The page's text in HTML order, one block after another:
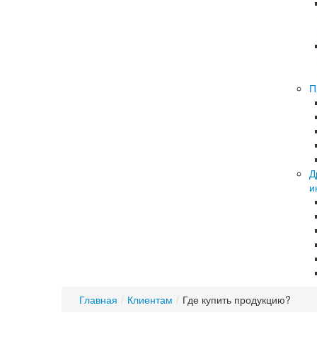
Главная / Клиентам / Где купить продукцию?